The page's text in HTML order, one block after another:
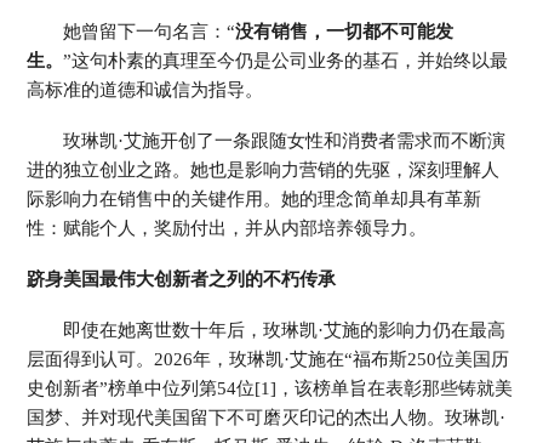
她曾留下一句名言：“没有销售，一切都不可能发
生。”这句朴素的真理至今仍是公司业务的基石，并始终以最
高标准的道德和诚信为指导。
玫琳凯·艾施开创了一条跟随女性和消费者需求而不断演
进的独立创业之路。她也是影响力营销的先驱，深刻理解人
际影响力在销售中的关键作用。她的理念简单却具有革新
性：赋能个人，奖励付出，并从内部培养领导力。
跻身美国最伟大创新者之列的不朽传承
即使在她离世数十年后，玫琳凯·艾施的影响力仍在最高
层面得到认可。2026年，玫琳凯·艾施在“福布斯250位美国历
史创新者”榜单中位列第54位[1]，该榜单旨在表彰那些铸就美
国梦、并对现代美国留下不可磨灭印记的杰出人物。玫琳凯·